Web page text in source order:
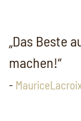
„Das Beste
machen!“
-